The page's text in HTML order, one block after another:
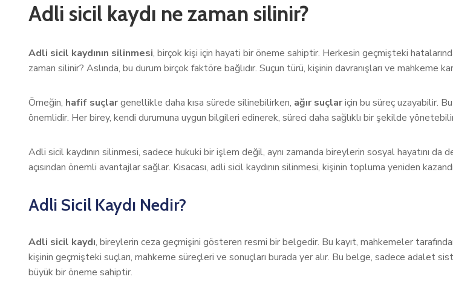
Adli sicil kaydı ne zaman silinir?
Adli sicil kaydının silinmesi, birçok kişi için hayati bir öneme sahiptir. Herkesin geçmişteki
zaman silinir? Aslında, bu durum birçok faktöre bağlıdır. Suçun türü, kişinin davranışları ve mahkeme
Örneğin, hafif suçlargenellikle daha kısa sürede silinebilirken, ağır suçlariçin bu süreç uzayabilir.
önemlidir. Her birey, kendi durumuna uygun bilgileri edinerek, süreci daha sağlıklı bir şekilde
Adli sicil kaydının silinmesi, sadece hukuki bir işlem değil, aynı zamanda bireylerin sosyal hayatını
açısından önemli avantajlar sağlar. Kısacası, adli sicil kaydının silinmesi, kişinin topluma yeniden
Adli Sicil Kaydı Nedir?
Adli sicil kaydı, bireylerin ceza geçmişini gösteren resmi bir belgedir. Bu kayıt, mahkemeler
kişinin geçmişteki suçları, mahkeme süreçleri ve sonuçları burada yer alır. Bu belge, sadece adalet
büyük bir öneme sahiptir.